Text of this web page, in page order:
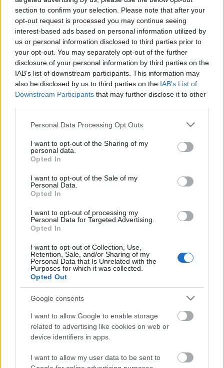
section to confirm your selection. Please note that after your
opt-out request is processed you may continue seeing
interest-based ads based on personal information utilized by
us or personal information disclosed to third parties prior to
your opt-out. You may separately opt-out of the further
disclosure of your personal information by third parties on the
IAB’s list of downstream participants. This information may
also be disclosed by us to third parties on the IAB’s List of
Downstream Participants that may further disclose it to other
Please note that this website/app uses one or more Google
not limited to your visit or usage behaviour. You may click to
grant or deny consent to Google and its third-party tags to
use your data for below specified purposes in below Google
consent section.
Personal Data Processing Opt Outs
I want to opt-out of the Sharing of my
personal data.
Opted In
I want to opt-out of the Sale of my
Personal Data.
Opted In
I want to opt-out of processing my
Personal Data for Targeted Advertising.
Opted In
I want to opt-out of Collection, Use,
Retention, Sale, and/or Sharing of my
Personal Data that Is Unrelated with the
Purposes for which it was collected.
Opted Out
Google consents
I want to allow Google to enable storage
related to advertising like cookies on web or
device identifiers in apps.
I want to allow my user data to be sent to
fejben lévő magnó? Augusztus 19-én a TNT és a
Kozmix hozza el mindenki kamaszkorát a PLÁZSra
egy három órás duplakoncerttel. Míg a Kozmix
Laláék koncertje igazi „csapatós” bulinak ígérkezik,
addig Dobrády Ákosék repertoárjába ezúttal
akusztikus megoldások is helyet kapnak, így
garantált a romantikus hangulat a csillagok alatti
lassúzáshoz.
Egy nappal később, augusztus 20-án, egy éjszakára
igazi fesztivál helyszínné változik a balatoni nyaralás
mekkája, érkezik a We Love Balaton – Electronic
Music Festival. Három helyszínnel, tizennégy
aktuális DJ-vel, a csábító Balaton-parttal és egy
fergeteges tűzijátékkal készülnek a szervezők a
felejthetetlen estére, amelyre a világ legmenőbb DJ,
producere, Timmy Trumpet teszi fel a koronát. A
zseniális ausztrál festival - electo house DJ a Balaton
Sound és Budapest után most a siófoki közönség
táncizmait edzi meg.Rajta kívül pedig még olyan
lemezlovasok felelnek majd a hangulatért, mint
Droplex, az ország elsőszámú minimál dj-je, a
legendás Bárány Attila, a Rádió1 neves DJ-i, úgy,
mint Newik (az év DJ-je 2014-15-ben), Revolution,
Bricklake és Purebeat, de itt lesz még DJM, a Hódítás
Éjszakájáról érkezik UBC és a Dance4Ever és a One
Like Two DJ (Fizboh &Rayback) a Magic Friday
Címkék:hír plázs